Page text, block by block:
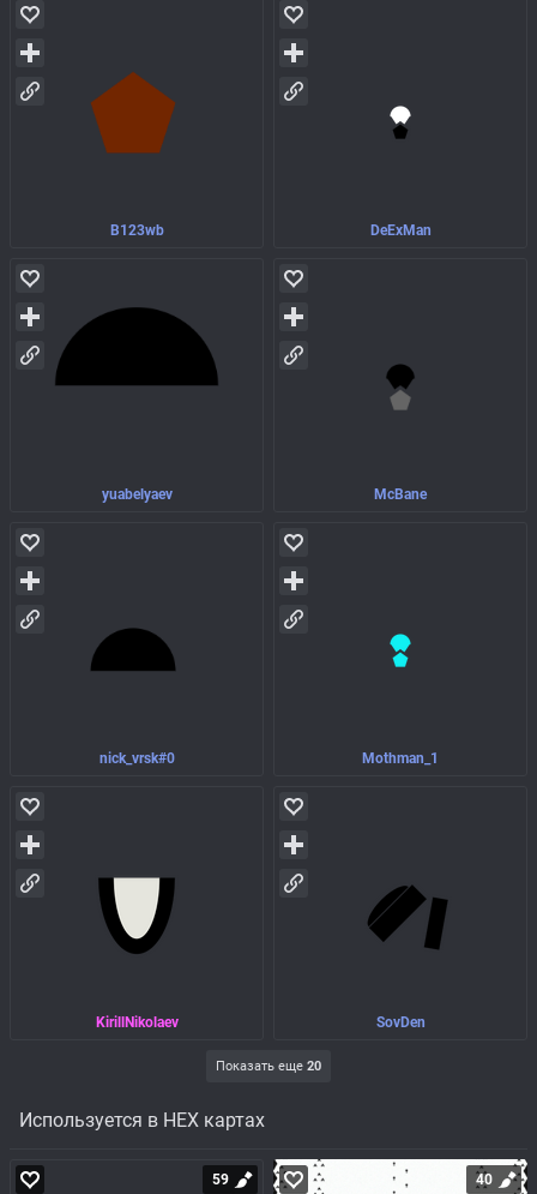
B123wb DeExMan
yuabelyaev McBane
nick_vrsk#0 Mothman_1
KirillNikolaev SovDen
Показать еще 20
Используется в HEX картах
59 40